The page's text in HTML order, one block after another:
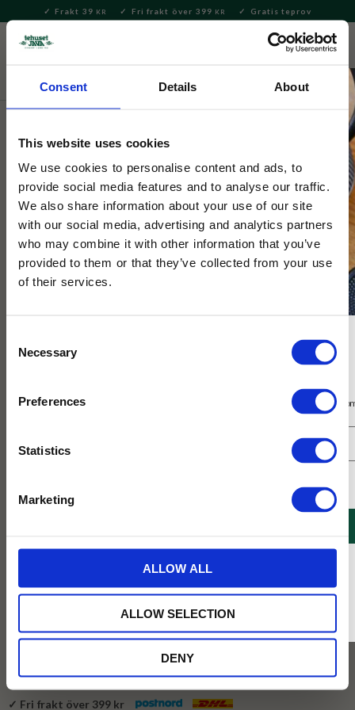
Consent Details About
This website uses cookies
We use cookies to personalise content and ads, to
provide social media features and to analyse our traffic.
We also share information about your use of our site
with our social media, advertising and analytics partners
who may combine it with other information that you’ve
provided to them or that they’ve collected from your use
of their services.
Selection
Necessary
Preferences
Statistics
Marketing
ALLOW ALL
ALLOW SELECTION
DENY
Meny
Frakt 39 KR Fri frakt över 399 KR Gratis teprov
Uji Hikari Ceremonial Matcha
20g
Högkvalitativ matcha från Wazuka, Japan av kultivarenUji
Hikari , odlad utan bekämpningsmedel. ​Djup umami, mjuk
sötma och en blommig karaktär. Krämig
399KR
Lägg till i favoriter
BEVAKA
✓ Fri frakt över 399 kr
Tillfälligt slut online
Få 10% rabatt på ditt första köp på nätet och ta del av erbjudanden året
* Rabatten gäller endast online på Tehusetjava.se. Rabatten fungerar endast på